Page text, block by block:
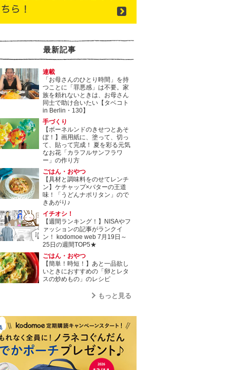
最新記事
連載
「お母さんのひとり時間」を持
つことに「罪悪感」は不要。家
族を頼れないときは、お母さん
同士で助け合いたい【タベコト
in Berlin・130】
手づくり
【ボーネルンドのきせつとあそ
ぼ！】画用紙に、塗って、切っ
て、貼って完成！ 夏を彩る元気
なお花「カラフルサンフラワ
ー」の作り方
ごはん・おやつ
【具材と調味料をのせてレンチ
ン】ケチャップ×バターの王道
味！「うどんナポリタン」ので
きあがり♪
イチオシ！
【週間ランキング！】NISAやフ
ァッションの記事がランクイ
ン！ kodomoe web 7月19日～
25日の週間TOP5★
ごはん・おやつ
【簡単！時短！】あと一品欲し
いときにおすすめの「卵とレタ
スの炒めもの」のレシピ
もっと見る